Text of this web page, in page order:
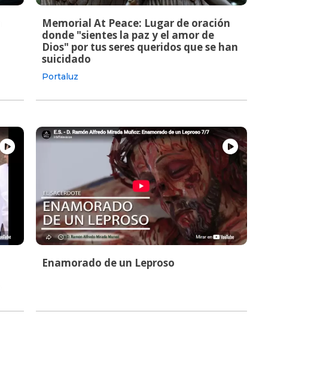
Memorial At Peace: Lugar de oración
donde "sientes la paz y el amor de
Dios" por tus seres queridos que se han
suicidado
Portaluz
Enamorado de un Leproso